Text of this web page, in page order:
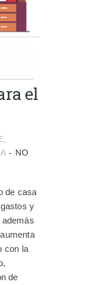
el
- NO
de casa
y
con la
de